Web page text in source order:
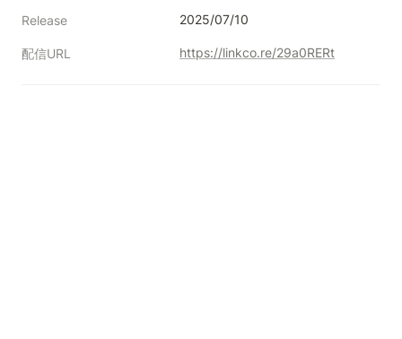
Release 2025/07/10
配信URL https://linkco.re/29a0RERt